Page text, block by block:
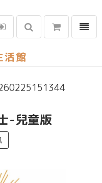
選單
-兒童版